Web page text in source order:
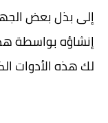
إلى بذل بعض
إنشاؤه بواسطة
لك هذه الأدوات